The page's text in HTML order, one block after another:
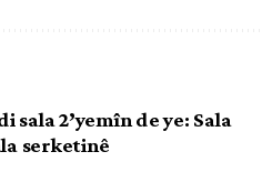
sala 2’yemîn de ye: Sala
serketinê